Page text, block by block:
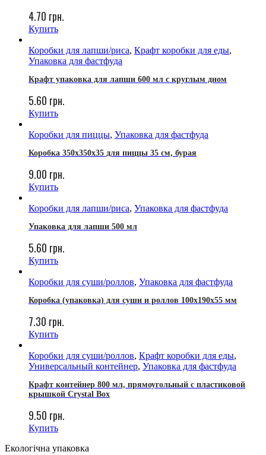
4.70 грн.
Купить
Коробки для лапши/риса, Крафт коробки для еды,
Упаковка для фастфуда
Крафт упаковка для лапши 600 мл с круглым дном
5.60 грн.
Купить
Коробки для пиццы, Упаковка для фастфуда
Коробка 350х350х35 для пиццы 35 см, бурая
9.00 грн.
Купить
Коробки для лапши/риса, Упаковка для фастфуда
Упаковка для лапши 500 мл
5.60 грн.
Купить
Коробки для суши/роллов, Упаковка для фастфуда
Коробка (упаковка) для суши и роллов 100x190x55 мм
7.30 грн.
Купить
Коробки для суши/роллов, Крафт коробки для еды,
Универсальный контейнер, Упаковка для фастфуда
Крафт контейнер 800 мл, прямоугольный с пластиковой
крышкой Crystal Box
9.50 грн.
Купить
Екологічна упаковка